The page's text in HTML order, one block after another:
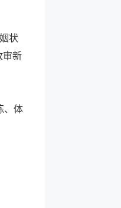
状
审新
、体